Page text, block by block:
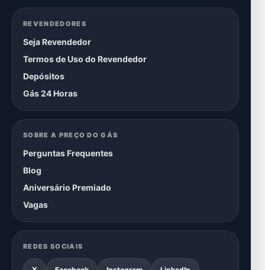
REVENDEDORES
Seja Revendedor
Termos de Uso do Revendedor
Depósitos
Gás 24 Horas
SOBRE A PREÇO DO GÁS
Perguntas Frequentes
Blog
Aniversário Premiado
Vagas
REDES SOCIAIS